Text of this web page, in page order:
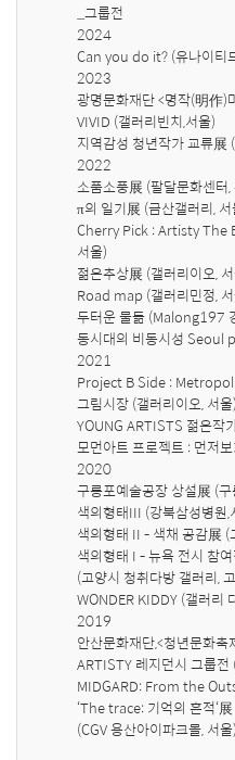
_그룹전
2024
Can you do it? (유나이티
2023
광명문화재단 <명작(明作)
VIVID (갤러리빈치,서울)
지역감성 청년작가 교류展
2022
소품소풍展 (팔달문화센터,
π의 일기展 (금산갤러리, 서
Cherry Pick : Artisty The
서울)
젊은추상展 (갤러리이오,
Road map (갤러리민정,
두터운 물듦 (Malong197
동시대의 비동시성 Seoul
2021
Project B Side :
그림시장 (갤러리이오, 서울)
YOUNG ARTISTS 젊은작
모먼아트 프로젝트 : 먼저
2020
구룡포예술공장 상설展 (
색의형태III (강북삼성병원,
색의형태 II - 색채 공감展 (
색의형태 I - 뉴욕 전시 참
(고양시 청취다방 갤러리,
WONDER KIDDY (갤러리
2019
안산문화재단,<청년문화
ARTISTY 레지던시 그룹전
‘The trace: 기억의 흔적‘展
(CGV 용산아이파크몰, 서울)